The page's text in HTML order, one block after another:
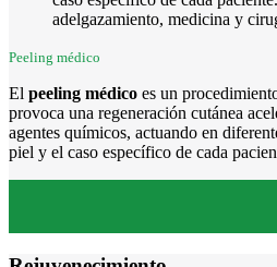
Peeling médico
El peeling médico es un
provoca una regeneración cutánea
agentes químicos, actuando en
piel y el caso específico de cada